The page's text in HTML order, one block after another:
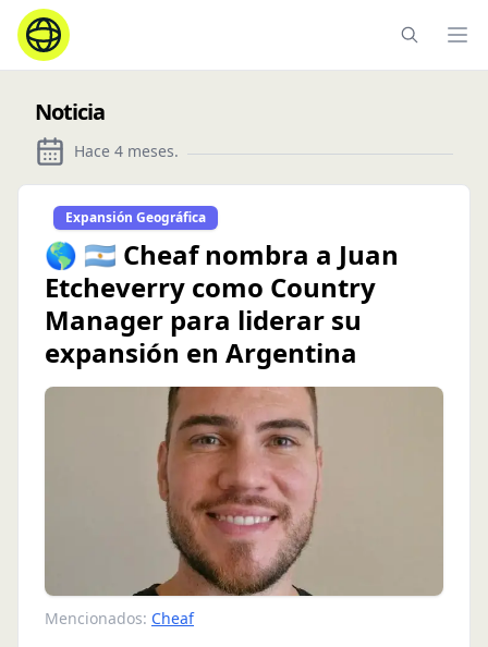
Noticia
Hace 4 meses.
Expansión Geográfica
🌎 🇦🇷 Cheaf nombra a Juan
Etcheverry como Country
Manager para liderar su
expansión en Argentina
Mencionados: Cheaf